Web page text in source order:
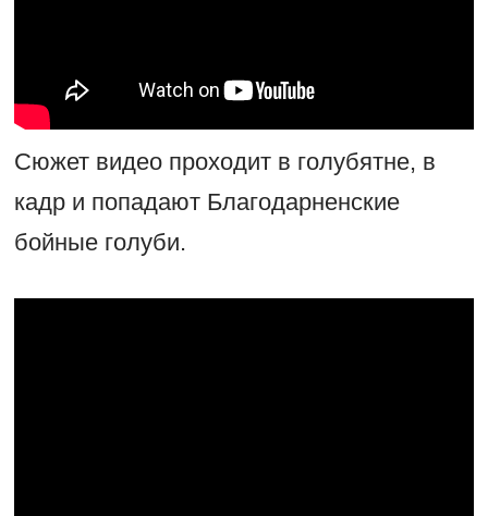
Сюжет видео проходит в голубятне, в
кадр и попадают Благодарненские
бойные голуби.